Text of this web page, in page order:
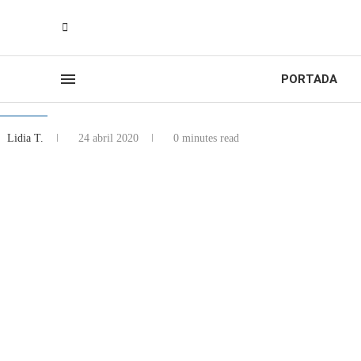
PORTADA
Lidia T. 24 abril 2020 0 minutes read